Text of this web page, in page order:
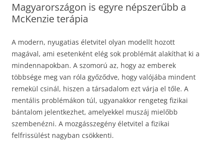
Magyarországon is egyre népszerűbb a
McKenzie terápia
A modern, nyugatias életvitel olyan modellt hozott
magával, ami esetenként elég sok problémát alakíthat ki a
mindennapokban. A szomorú az, hogy az emberek
többsége meg van róla győződve, hogy valójába mindent
remekül csinál, hiszen a társadalom ezt várja el tőle. A
mentális problémákon túl, ugyanakkor rengeteg fizikai
bántalom jelentkezhet, amelyekkel muszáj mielőbb
szembenézni. A mozgásszegény életvitel a fizikai
felfrissülést nagyban csökkenti.